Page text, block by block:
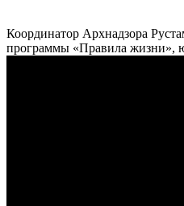
Координатор Архнадзора
программы «Правила жизни»,